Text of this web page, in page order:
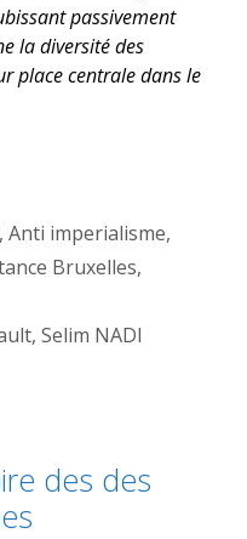
passivement
la diversité des
place centrale dans le
, Anti imperialisme,
Bruxelles,
, Selim NADI
des des